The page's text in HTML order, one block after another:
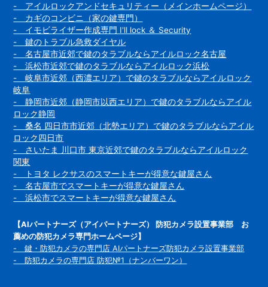
- アイルロックアンドセキュリティー（メインホームページ）
- カギのコンビニ（家の鍵専門）
- イモビライザー作成専門 I'll lock ＆ Security
- 鍵のトラブル急救ダイヤル
- 名古屋市近郊で鍵のタラブルならアイルロック名古屋
- 浜松市近郊で鍵のタラブルならアイルロック浜松
- 岐阜市近郊（西濃エリア）で鍵のタラブルならアイルロック
岐阜
- 静岡市近郊（静岡市以西エリア）で鍵のタラブルならアイル
ロック静岡
- 桑名 四日市市近郊（北勢エリア）で鍵のタラブルならアイル
ロック四日市
- さいたま 川口市 東京近郊で鍵のタラブルならアイルロック
関東
- トヨタ レクサスのスマートキーが得意な鍵屋さん
- 名古屋市でスマートキーが得意な鍵屋さん
- 浜松市でスマートキーが得意な鍵屋さん
【AIパートナーズ（アイパートナーズ） 防犯カメラ設置事業部 お
薦めの防犯カメラ専門ホームページ】
- 鍵・防犯カメラの専門店 AIパートナーズ防犯カメラ設置事業部
- 防犯カメラの専門店 防犯№1（ナンバーワン）